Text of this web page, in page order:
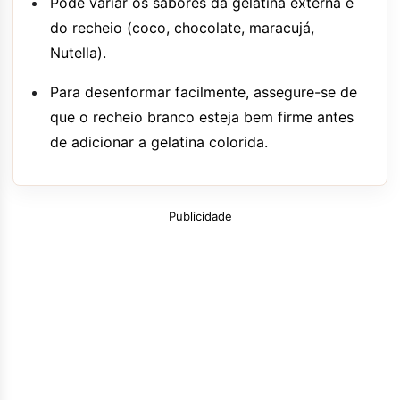
do recheio (coco, chocolate, maracujá,
Nutella).
Para desenformar facilmente, assegure-se de
que o recheio branco esteja bem firme antes
de adicionar a gelatina colorida.
Publicidade